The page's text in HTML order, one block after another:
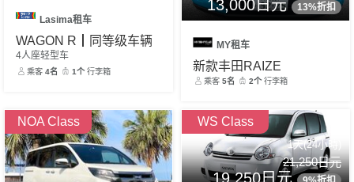
Lasima租车
WAGON R┃同等级车辆
4人座轻型车
乘客4名 1个行李箱
13,000日元 13%折扣
MY租车
新款丰田RAIZE
乘客5名 2个行李箱
NOA Class WS Class
1天(24小時)
21,250日元
19,250日元